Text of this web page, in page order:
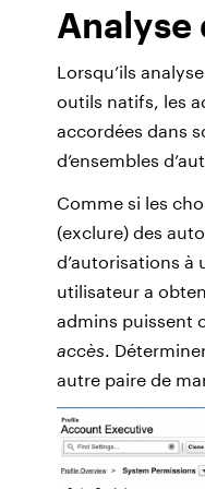
Analyse
Lorsqu’ils
outils natifs, les
accordées dans
d’ensembles
Comme si les
(exclure) des
d’autorisations à
utilisateur a
admins puissent
accès.
autre paire de